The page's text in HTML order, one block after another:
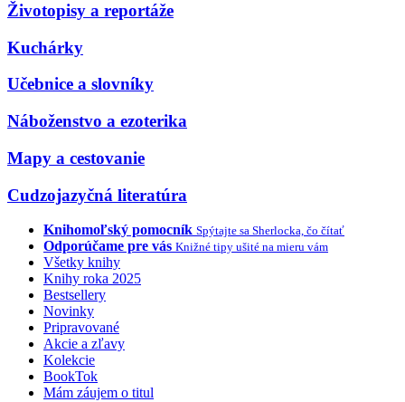
Životopisy a reportáže
Kuchárky
Učebnice a slovníky
Náboženstvo a ezoterika
Mapy a cestovanie
Cudzojazyčná literatúra
Knihomoľský pomocník Spýtajte sa Sherlocka, čo čítať
Odporúčame pre vás Knižné tipy ušité na mieru vám
Všetky knihy
Knihy roka 2025
Bestsellery
Novinky
Pripravované
Akcie a zľavy
Kolekcie
BookTok
Mám záujem o titul